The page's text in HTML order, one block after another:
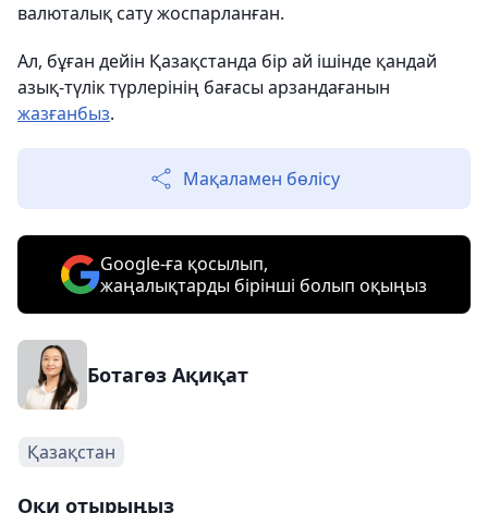
валюталық сату жоспарланған.
Ал, бұған дейін Қазақстанда бір ай ішінде қандай
азық-түлік түрлерінің бағасы арзандағанын
жазғанбыз.
Мақаламен бөлісу
Google-ға қосылып,
жаңалықтарды бірінші болып оқыңыз
Ботагөз Ақиқат
Қазақстан
Оқи отырыңыз